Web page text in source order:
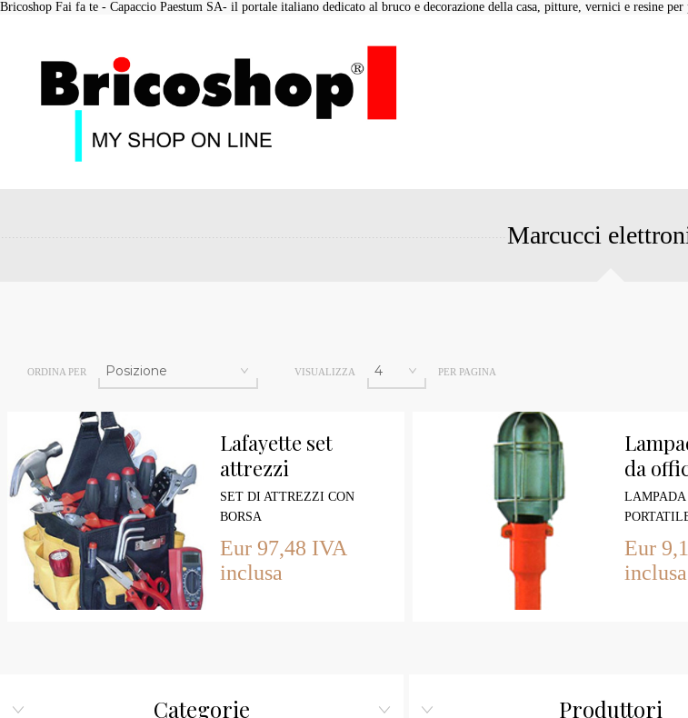
Bricoshop Fai fa te - Capaccio Paestum SA- il portale italiano dedicato al bruco e decorazione della casa, pitture, vernici e resine
Marcucci
ORDINA PER VISUALIZZA PER PAGINA
Lafayette set
attrezzi
SET DI ATTREZZI CON
BORSA
Eur 97,48 IVA
inclusa
da
LAMPADA
Eur
inclusa
Categorie Produttori